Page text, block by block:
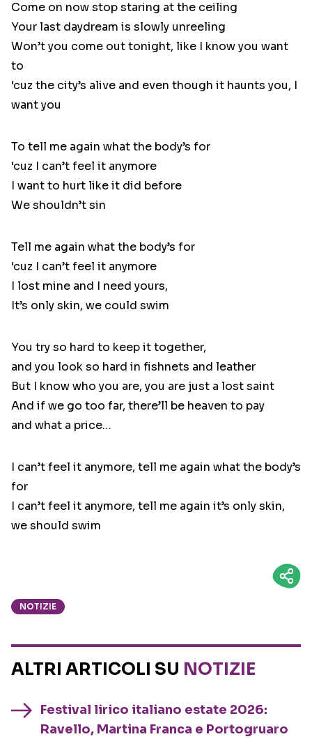
Come on now stop staring at the ceiling
Your last daydream is slowly unreeling
Won’t you come out tonight, like I know you want
to
‘cuz the city’s alive and even though it haunts you, I
want you
To tell me again what the body’s for
‘cuz I can’t feel it anymore
I want to hurt like it did before
We shouldn’t sin
Tell me again what the body’s for
‘cuz I can’t feel it anymore
I lost mine and I need yours,
It’s only skin, we could swim
You try so hard to keep it together,
and you look so hard in fishnets and leather
But I know who you are, you are just a lost saint
And if we go too far, there’ll be heaven to pay
and what a price…
I can’t feel it anymore, tell me again what the body’s
for
I can’t feel it anymore, tell me again it’s only skin,
we should swim
NOTIZIE
ALTRI ARTICOLI SU NOTIZIE
Festival lirico italiano estate 2026:
Ravello, Martina Franca e Portogruaro